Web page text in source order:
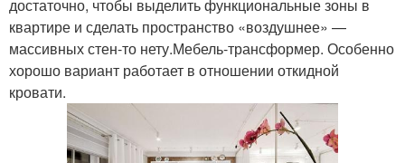
достаточно, чтобы выделить функциональные зоны в
квартире и сделать пространство «воздушнее» —
массивных стен-то нету.Мебель-трансформер. Особенно
хорошо вариант работает в отношении откидной
кровати.